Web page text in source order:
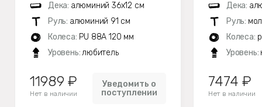
Дека: алюминий 36х12 см
Руль: алюминий 91 см
Колеса: PU 88A 120 мм
Уровень:любитель
11989 ₽
Нет в наличии
Уведомить о
поступлении
Дека:
Руль:
Колеса:
Уровень:
7474 ₽
Нет в наличии